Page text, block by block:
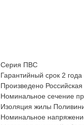
Серия ПВС
Гарантийный срок 2 года
Произведено
Номинальное сечение
Изоляция жилы
Номинальное